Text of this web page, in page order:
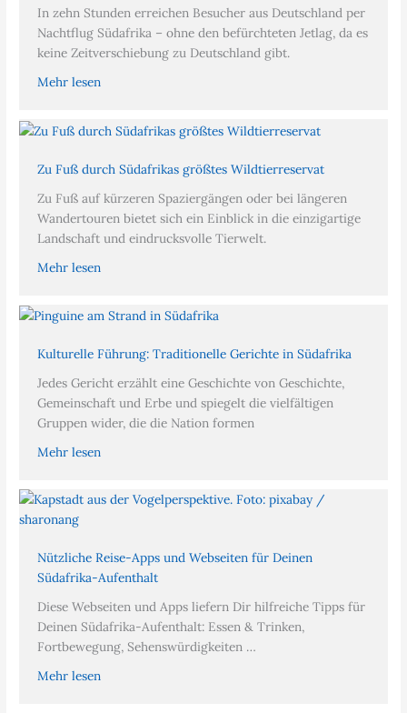
In zehn Stunden erreichen Besucher aus Deutschland per
Nachtflug Südafrika – ohne den befürchteten Jetlag, da es
keine Zeitverschiebung zu Deutschland gibt.
Mehr lesen
Zu Fuß durch Südafrikas größtes Wildtierreservat
Zu Fuß auf kürzeren Spaziergängen oder bei längeren
Wandertouren bietet sich ein Einblick in die einzigartige
Landschaft und eindrucksvolle Tierwelt.
Mehr lesen
Kulturelle Führung: Traditionelle Gerichte in Südafrika
Jedes Gericht erzählt eine Geschichte von Geschichte,
Gemeinschaft und Erbe und spiegelt die vielfältigen
Gruppen wider, die die Nation formen
Mehr lesen
Nützliche Reise-Apps und Webseiten für Deinen
Südafrika-Aufenthalt
Diese Webseiten und Apps liefern Dir hilfreiche Tipps für
Deinen Südafrika-Aufenthalt: Essen & Trinken,
Fortbewegung, Sehenswürdigkeiten …
Mehr lesen